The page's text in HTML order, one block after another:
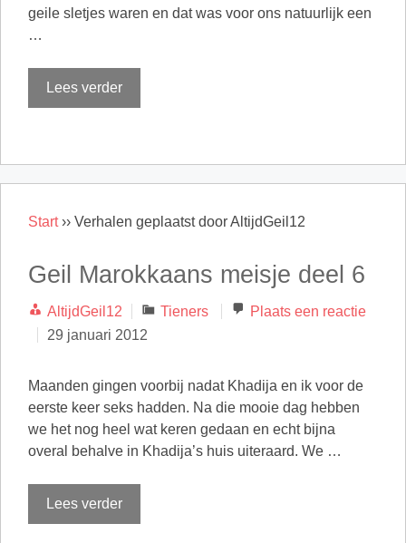
geile sletjes waren en dat was voor ons natuurlijk een
…
Lees verder
Start›› Verhalen geplaatst door AltijdGeil12
Geil Marokkaans meisje deel 6
AltijdGeil12 Categorieën
Tieners
Plaats een reactie
29 januari 2012
Maanden gingen voorbij nadat Khadija en ik voor de
eerste keer seks hadden. Na die mooie dag hebben
we het nog heel wat keren gedaan en echt bijna
overal behalve in Khadija’s huis uiteraard. We …
Lees verder